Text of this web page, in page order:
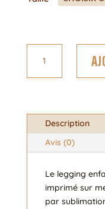
Uno
Description
Avis (0)
Le legging
imprimé sur
par